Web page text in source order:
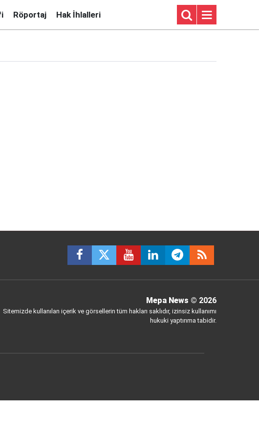
Röportaj Hak İhlalleri
Mepa News © 2026
Sitemizde kullanılan içerik ve görsellerin tüm hakları saklıdır, izinsiz kullanımı
hukuki yaptırıma tabidir.